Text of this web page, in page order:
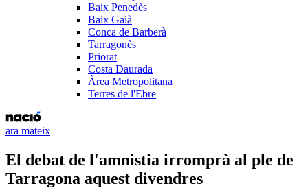
Baix Penedès
Baix Gaià
Conca de Barberà
Tarragonès
Priorat
Costa Daurada
Àrea Metropolitana
Terres de l'Ebre
ara mateix
El debat de l'amnistia irromprà al ple de
Tarragona aquest divendres